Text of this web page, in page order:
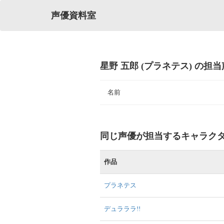
声優資料室
星野 五郎 (プラネテス) の担当
名前
同じ声優が担当するキャラク
作品
プラネテス
デュラララ!!